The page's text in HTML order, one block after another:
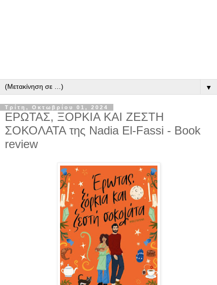
▼
Τρίτη, Οκτωβρίου 01, 2024
ΕΡΩΤΑΣ, ΞΟΡΚΙΑ ΚΑΙ ΖΕΣΤΗ
ΣΟΚΟΛΑΤΑ της Nadia El-Fassi - Book
review